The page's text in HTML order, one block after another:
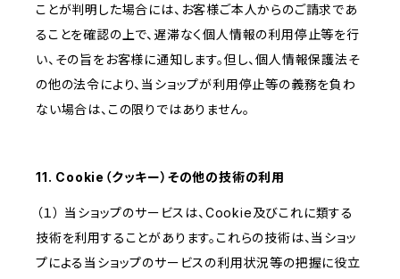
ことが判明した場合には、お客様ご本人からのご請求であ
ることを確認の上で、遅滞なく個人情報の利用停止等を行
い、その旨をお客様に通知します。但し、個人情報保護法そ
の他の法令により、当ショップが利用停止等の義務を負わ
ない場合は、この限りではありません。
11. Cookie（クッキー）その他の技術の利用
（１） 当ショップのサービスは、Cookie及びこれに類する
技術を利用することがあります。これらの技術は、当ショッ
プによる当ショップのサービスの利用状況等の把握に役立